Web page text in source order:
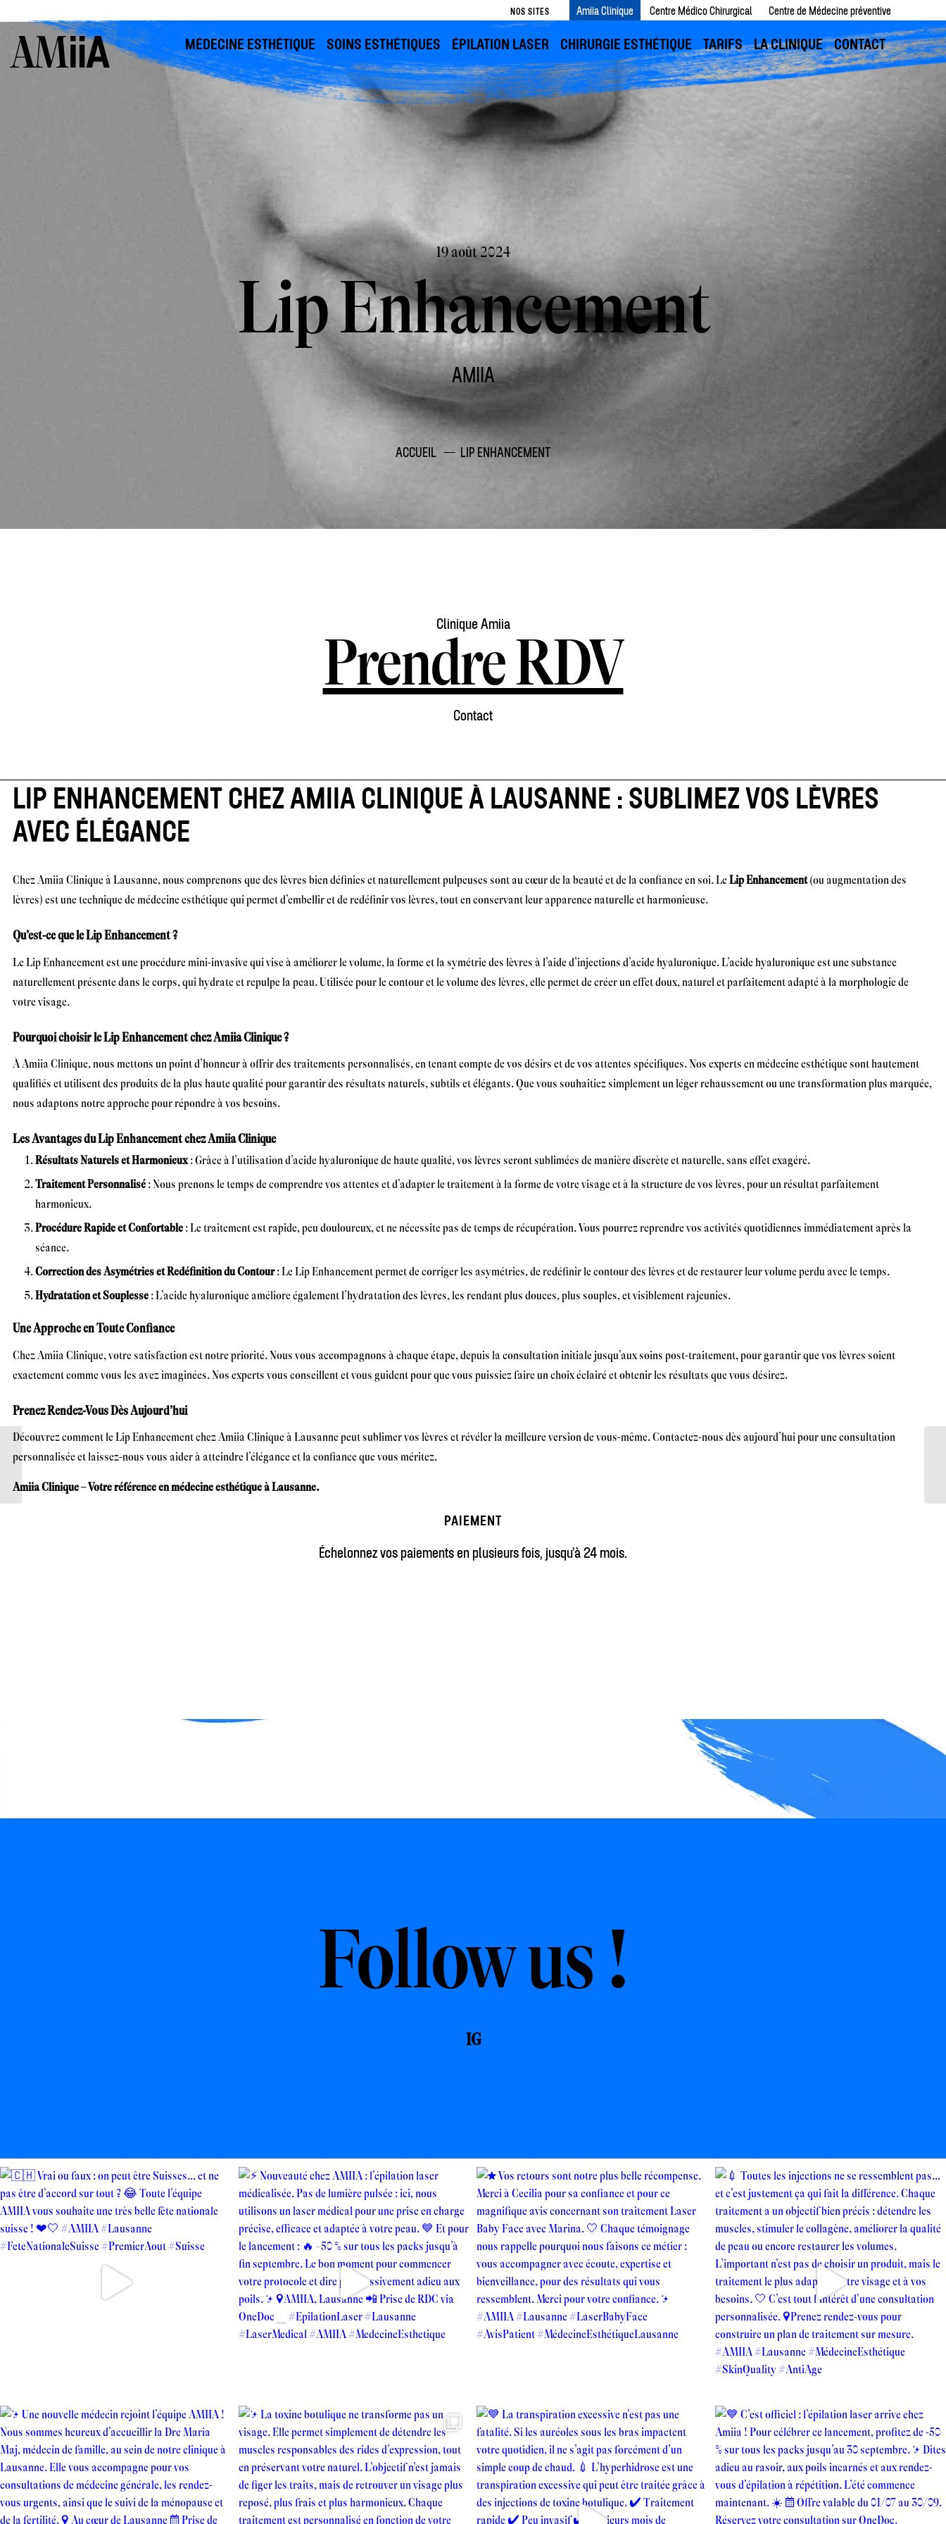
NOS SITES Amiia Clinique Centre Médico Chirurgical Centre de Médecine préventive
MÉDECINE ESTHÉTIQUE SOINS ESTHÉTIQUES ÉPILATION LASER CHIRURGIE ESTHÉTIQUE TARIFS LA CLINIQUE CONTACT
19 août 2024
Lip Enhancement
AMIIA
ACCUEIL LIP ENHANCEMENT
Clinique Amiia
Prendre RDV
Contact
LIP ENHANCEMENT CHEZ AMIIA CLINIQUE À LAUSANNE : SUBLIMEZ VOS LÈVRES
AVEC ÉLÉGANCE
Chez Amiia Clinique à Lausanne, nous comprenons que des lèvres bien définies et naturellement pulpeuses sont au cœur de la beauté et de la confiance en soi. LeLip Enhancement(ou augmentation des
lèvres) est une technique de médecine esthétique qui permet d’embellir et de redéfinir vos lèvres, tout en conservant leur apparence naturelle et harmonieuse.
Qu’est-ce que le Lip Enhancement ?
Le Lip Enhancement est une procédure mini-invasive qui vise à améliorer le volume, la forme et la symétrie des lèvres à l’aide d’injections d’acide hyaluronique. L’acide hyaluronique est une substance
naturellement présente dans le corps, qui hydrate et repulpe la peau. Utilisée pour le contour et le volume des lèvres, elle permet de créer un effet doux, naturel et parfaitement adapté à la morphologie de
votre visage.
Pourquoi choisir le Lip Enhancement chez Amiia Clinique ?
À Amiia Clinique, nous mettons un point d’honneur à offrir des traitements personnalisés, en tenant compte de vos désirs et de vos attentes spécifiques. Nos experts en médecine esthétique sont hautement
qualifiés et utilisent des produits de la plus haute qualité pour garantir des résultats naturels, subtils et élégants. Que vous souhaitiez simplement un léger rehaussement ou une transformation plus marquée,
nous adaptons notre approche pour répondre à vos besoins.
Les Avantages du Lip Enhancement chez Amiia Clinique
Résultats Naturels et Harmonieux : Grâce à l’utilisation d’acide hyaluronique de haute qualité, vos lèvres seront sublimées de manière discrète et naturelle, sans effet exagéré.
Traitement Personnalisé : Nous prenons le temps de comprendre vos attentes et d’adapter le traitement à la forme de votre visage et à la structure de vos lèvres, pour un résultat parfaitement
harmonieux.
Procédure Rapide et Confortable : Le traitement est rapide, peu douloureux, et ne nécessite pas de temps de récupération. Vous pourrez reprendre vos activités quotidiennes immédiatement après la
séance.
Correction des Asymétries et Redéfinition du Contour: Le Lip Enhancement permet de corriger les asymétries, de redéfinir le contour des lèvres et de restaurer leur volume perdu avec le temps.
Hydratation et Souplesse : L’acide hyaluronique améliore également l’hydratation des lèvres, les rendant plus douces, plus souples, et visiblement rajeunies.
Une Approche en Toute Confiance
Chez Amiia Clinique, votre satisfaction est notre priorité. Nous vous accompagnons à chaque étape, depuis la consultation initiale jusqu’aux soins post-traitement, pour garantir que vos lèvres soient
exactement comme vous les avez imaginées. Nos experts vous conseillent et vous guident pour que vous puissiez faire un choix éclairé et obtenir les résultats que vous désirez.
Prenez Rendez-Vous Dès Aujourd’hui
Découvrez comment le Lip Enhancement chez Amiia Clinique à Lausanne peut sublimer vos lèvres et révéler la meilleure version de vous-même. Contactez-nous dès aujourd’hui pour une consultation
personnalisée et laissez-nous vous aider à atteindre l’élégance et la confiance que vous méritez.
Amiia Clinique – Votre référence en médecine esthétique à Lausanne.
PAIEMENT
Échelonnez vos paiements en plusieurs fois, jusqu’à 24 mois.
Follow us !
IG
Traitement Lanluma